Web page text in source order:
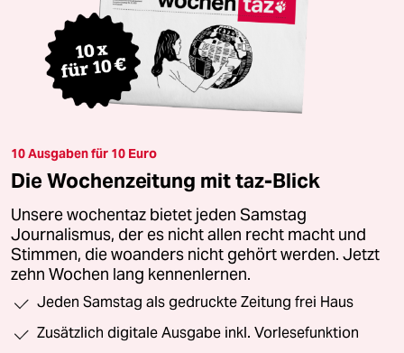
10 Ausgaben für 10 Euro
Die Wochenzeitung mit taz-Blick
Unsere wochentaz bietet jeden Samstag
Journalismus, der es nicht allen recht macht und
Stimmen, die woanders nicht gehört werden. Jetzt
zehn Wochen lang kennenlernen.
Jeden Samstag als gedruckte Zeitung frei Haus
Zusätzlich digitale Ausgabe inkl. Vorlesefunktion